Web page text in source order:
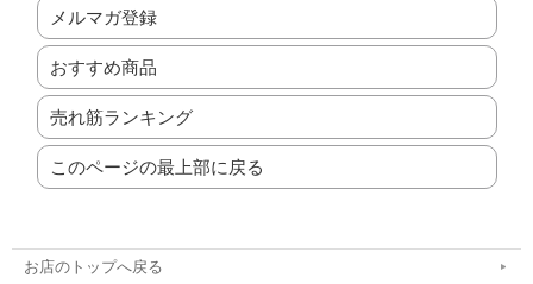
メルマガ登録
おすすめ商品
売れ筋ランキング
このページの最上部に戻る
お店のトップへ戻る